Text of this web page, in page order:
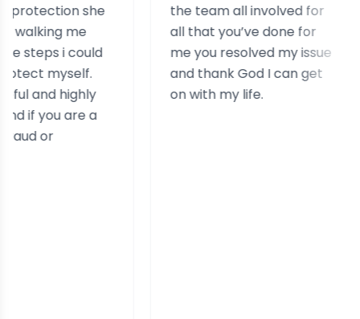
she
a
the team all involved for
all that you’ve done for
me you resolved my issue
and thank God I can get
on with my life.